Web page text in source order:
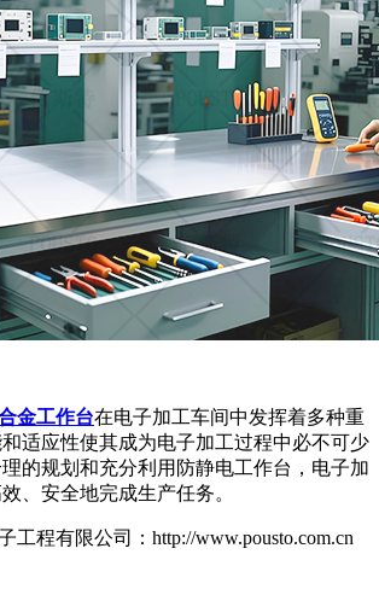
金工作台在电子加工车间中发挥着多种重
适应性使其成为电子加工过程中必不可少
的规划和充分利用防静电工作台，电子加
、安全地完成生产任务。
工程有限公司：http://www.pousto.com.cn